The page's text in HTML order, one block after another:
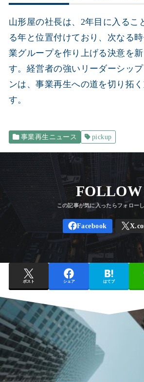
山形屋の社長は、2年目に入るこ
る年と位置付けており、次なる
業グループを作り上げる決意を
す。経営者の強いリーダーシッ
ンは、事業再生への道を切り拓
す。
事業再生ニュース pickup
FOLLOW
ポスト シェア はてブ